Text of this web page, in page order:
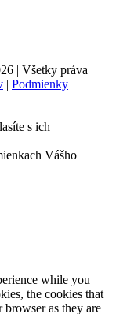
| Všetky práva
| Podmienky
s ich
Vášho
while you
the cookies that
browser as they are